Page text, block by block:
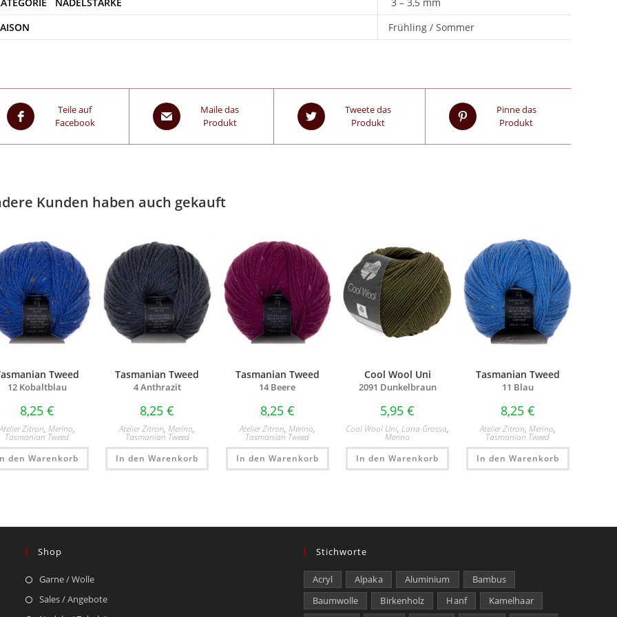
Frühling / Sommer
Teile auf
Facebook
Maile das
Produkt
Tweete das
Produkt
Pinne das
Produkt
Kunden haben auch gekauft
Tweed
12 Kobaltblau
8,25 €
Zitron, Merino,
Tasmanian Tweed
den Warenkorb
Tasmanian Tweed
4 Anthrazit
8,25€
Atelier Zitron,Merino,
Tasmanian Tweed
In den Warenkorb
Tasmanian Tweed
14 Beere
8,25 €
Atelier Zitron, Merino,
Tasmanian Tweed
In den Warenkorb
Cool Wool Uni
2091 Dunkelbraun
5,95€
Cool Wool Uni,Lana Grossa,
Merino
In den Warenkorb
Tasmanian Tweed
11 Blau
8,25 €
Atelier Zitron, Merino,
Tasmanian Tweed
In den Warenkorb
Shop
Garne / Wolle
Sales / Angebote
Stichworte
Acryl Alpaka Aluminium
Bambus
Baumwolle
Birkenholz Hanf
Kamelhaar